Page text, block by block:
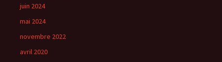
juin 2024
mai 2024
novembre 2022
avril 2020